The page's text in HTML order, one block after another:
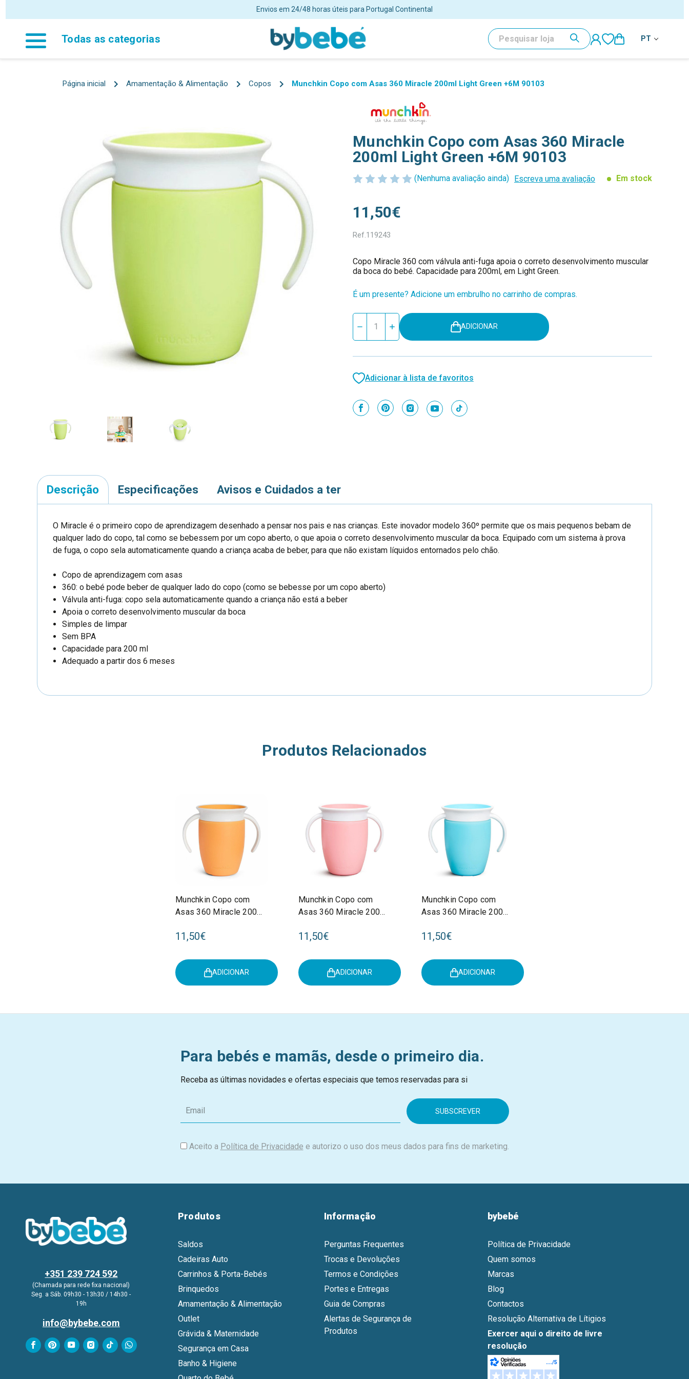
Envios em 24/48 horas úteis para Portugal Continental
Todas as categorias PESQUISAR
PT
Página inicial Amamentação & Alimentação Copos Munchkin Copo com Asas 360 Miracle 200ml Light Green +6M 90103
Munchkin Copo com Asas 360 Miracle
200ml Light Green +6M 90103
(Nenhuma avaliação ainda) Escreva uma avaliação Em stock
11,50€
Ref.119243
Copo Miracle 360 com válvula anti-fuga apoia o correto desenvolvimento muscular
da boca do bebé. Capacidade para 200ml, em Light Green.
É um presente? Adicione um embrulho no carrinho de compras.
Stock
Reduzir
de
Copo
Asas
360
200ml
Light
Green
Aumentar
quantidade
de
Copo
Asas
360
200ml
Light
Green
ADICIONAR
Adicionar à lista de favoritos
Descrição Especificações Avisos e Cuidados a ter
O Miracle é o primeiro copo de aprendizagem desenhado a pensar nos pais e nas crianças. Este inovador modelo 360º permite que os mais pequenos bebam de
qualquer lado do copo, tal como se bebessem por um copo aberto, o que apoia o correto desenvolvimento muscular da boca. Equipado com um sistema à prova
de fuga, o copo sela automaticamente quando a criança acaba de beber, para que não existam líquidos entornados pelo chão.
Copo de aprendizagem com asas
360: o bebé pode beber de qualquer lado do copo (como se bebesse por um copo aberto)
Válvula anti-fuga: copo sela automaticamente quando a criança não está a beber
Apoia o correto desenvolvimento muscular da boca
Simples de limpar
Sem BPA
Capacidade para 200 ml
Adequado a partir dos 6 meses
Produtos Relacionados
Munchkin Copo com
Asas 360 Miracle 200ml
11,50€
ADICIONAR
Munchkin Copo com
Asas 360 Miracle 200ml
11,50€
ADICIONAR
Munchkin Copo com
Asas 360 Miracle 200ml
11,50€
ADICIONAR
Para bebés e mamãs, desde o primeiro dia.
Receba as últimas novidades e ofertas especiais que temos reservadas para si
m
i
Aceito a Política de Privacidade e autorizo o uso dos meus dados para fins de marketing.
+351 239 724 592
(Chamada para rede fixa nacional)
Seg. a Sáb. 09h30 - 13h30 / 14h30 -
19h
info@bybebe.com
Produtos
Saldos
Cadeiras Auto
Carrinhos & Porta-Bebés
Brinquedos
Amamentação & Alimentação
Outlet
Grávida & Maternidade
Segurança em Casa
Banho & Higiene
Informação
Perguntas Frequentes
Trocas e Devoluções
Termos e Condições
Portes e Entregas
Guia de Compras
Alertas de Segurança de
Produtos
bybebé
Política de Privacidade
Quem somos
Marcas
Blog
Contactos
Resolução Alternativa de Lítigios
Exercer aqui o direito de livre
resolução